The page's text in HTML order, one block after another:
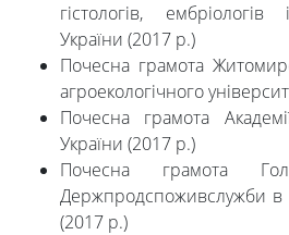
гістологів,
України (2017 р.)
Почесна грамота
агроекологічного
Почесна грамота
України (2017 р.)
Почесна грамота
Держпродспоживслужби в
(2017 р.)